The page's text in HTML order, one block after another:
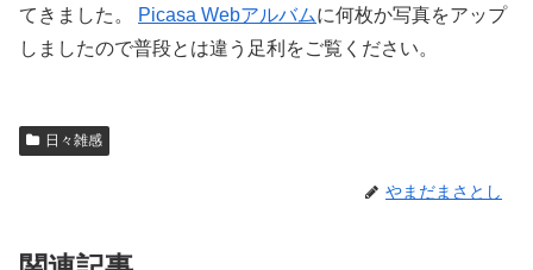
てきました。
Picasa Webアルバムに何枚か写真をアップ
しましたので普段とは違う足利をご覧ください。
日々雑感
やまだまさとし